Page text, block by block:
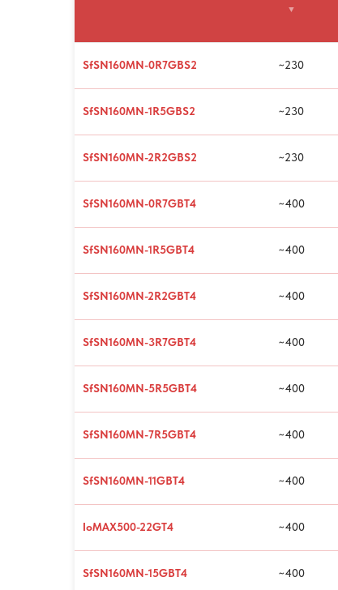
SfSN160MN-0R7GBS2 ~230
SfSN160MN-1R5GBS2 ~230
SfSN160MN-2R2GBS2 ~230
SfSN160MN-0R7GBT4 ~400
SfSN160MN-1R5GBT4 ~400
SfSN160MN-2R2GBT4 ~400
SfSN160MN-3R7GBT4 ~400
SfSN160MN-5R5GBT4 ~400
SfSN160MN-7R5GBT4 ~400
SfSN160MN-11GBT4 ~400
IoMAX500-22GT4 ~400
SfSN160MN-15GBT4 ~400